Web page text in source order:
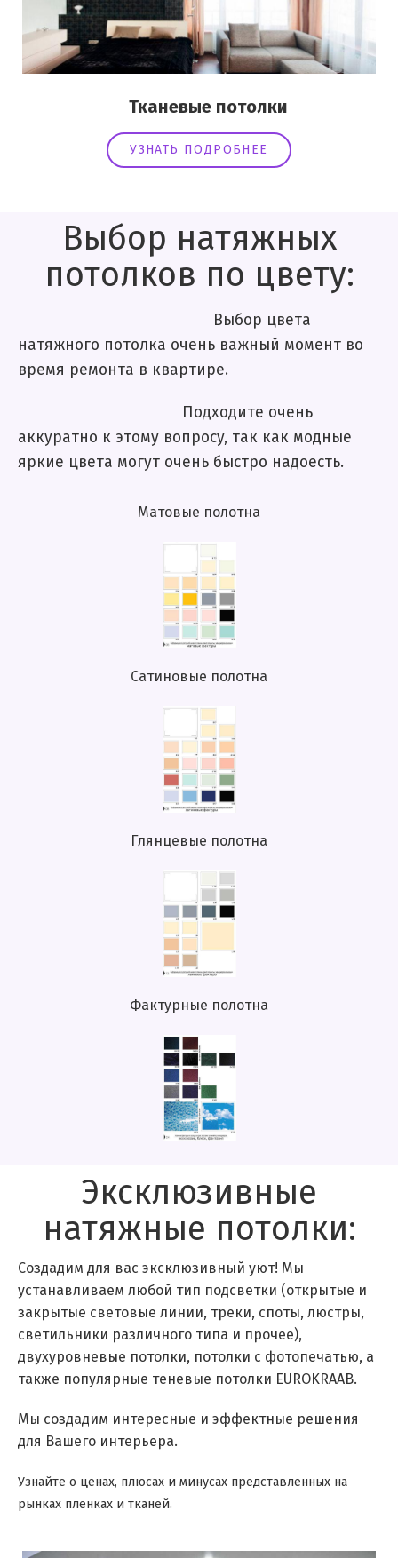
Тканевые потолки
УЗНАТЬ ПОДРОБНЕЕ
Выбор натяжных
потолков по цвету:
Выбор цвета
натяжного потолка очень важный момент во
время ремонта в квартире.
Подходите очень
аккуратно к этому вопросу, так как модные
яркие цвета могут очень быстро надоесть.
Матовые полотна
Сатиновые полотна
Глянцевые полотна
Фактурные полотна
Эксклюзивные
натяжные потолки:
Создадим для вас эксклюзивный уют! Мы
устанавливаем любой тип подсветки (открытые и
закрытые световые линии, треки, споты, люстры,
светильники различного типа и прочее),
двухуровневые потолки, потолки с фотопечатью, а
также популярные теневые потолки EUROKRAAB.
Мы создадим интересные и эффектные решения
для Вашего интерьера.
Узнайте о ценах, плюсах и минусах представленных на
рынках пленках и тканей.